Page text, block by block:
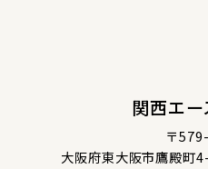
関西エ
〒
大阪府東大阪市鷹殿町